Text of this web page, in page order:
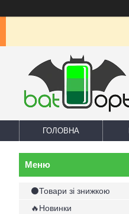
ГОЛОВНА
⚫Товари зі знижкою
🔥Новинки